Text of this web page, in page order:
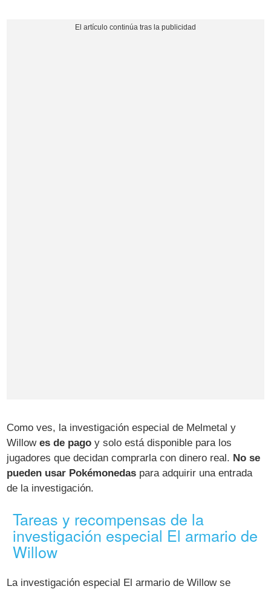
Como ves, la investigación especial de Melmetal y
Willowes de pago y solo está disponible para los
jugadores que decidan comprarla con dinero real. No se
pueden usar Pokémonedas para adquirir una entrada
de la investigación.
Tareas y recompensas de la
investigación especial El armario de
Willow
La investigación especial El armario de Willow se